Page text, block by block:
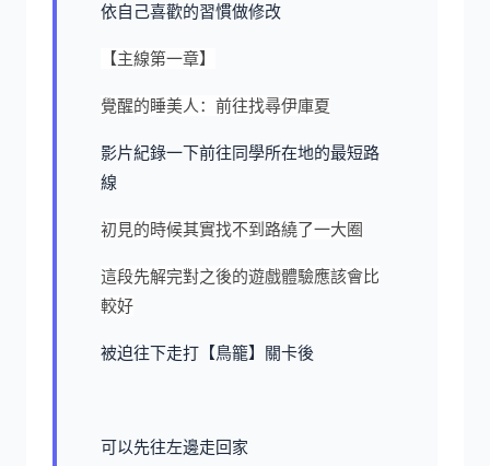
依自己喜歡的習慣做修改
【主線第一章】
覺醒的睡美人：前往找尋伊庫夏
影片紀錄一下前往同學所在地的最短路
線
初見的時候其實找不到路繞了一大圈
這段先解完對之後的遊戲體驗應該會比
較好
被迫往下走打【鳥籠】關卡後
可以先往左邊走回家